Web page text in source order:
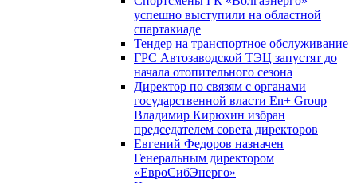
успешно выступили на областной
спартакиаде
Тендер на транспортное обслуживание
ГРС Автозаводской ТЭЦ запустят до
начала отопительного сезона
Директор по связям с органами
государственной власти En+ Group
Владимир Кирюхин избран
председателем совета директоров
Евгений Федоров назначен
Генеральным директором
«ЕвроСибЭнерго»